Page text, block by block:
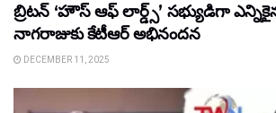
బ్రిటన్ ‘హౌస్ ఆఫ్ లార్డ్స్’ సభ్యుడిగా
నాగరాజుకు కేటీఆర్ అభినందన
DECEMBER 11, 2025